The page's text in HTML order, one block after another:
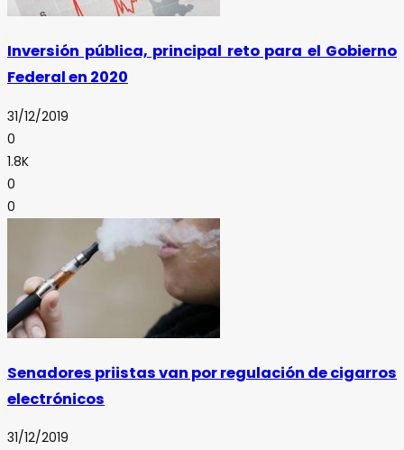
Inversión pública, principal reto para el Gobierno
Federal en 2020
31/12/2019
0
1.8K
0
0
Senadores priistas van por regulación de cigarros
electrónicos
31/12/2019